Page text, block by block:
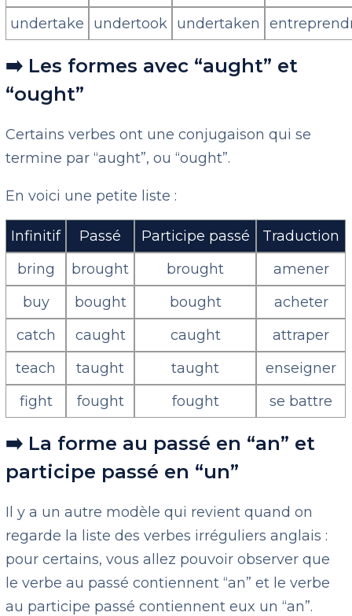
undertake
undertook undertaken
➡️ Les formes avec “aught” et
“ought”
Certains verbes ont une conjugaison qui se
termine par “aught”, ou “ought”.
En voici une petite liste :
Infinitif Passé Participe passé
Traduction
bring
brought brought
amener
buy
bought bought
acheter
catch
caught caught
attraper
teach
taught taught
enseigner
fight
fought fought se battre
➡️ La forme au passé en “an” et
participe passé en “un”
Il y a un autre modèle qui revient quand on
regarde la liste des verbes irréguliers anglais :
pour certains, vous allez pouvoir observer que
le verbe au passé contiennent “an” et le verbe
au participe passé contiennent eux un “an”.